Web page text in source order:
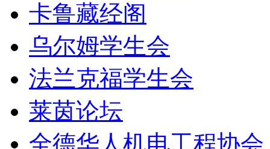
卡鲁藏经阁
乌尔姆学生会
法兰克福学生会
莱茵论坛
全德华人机电工程协会